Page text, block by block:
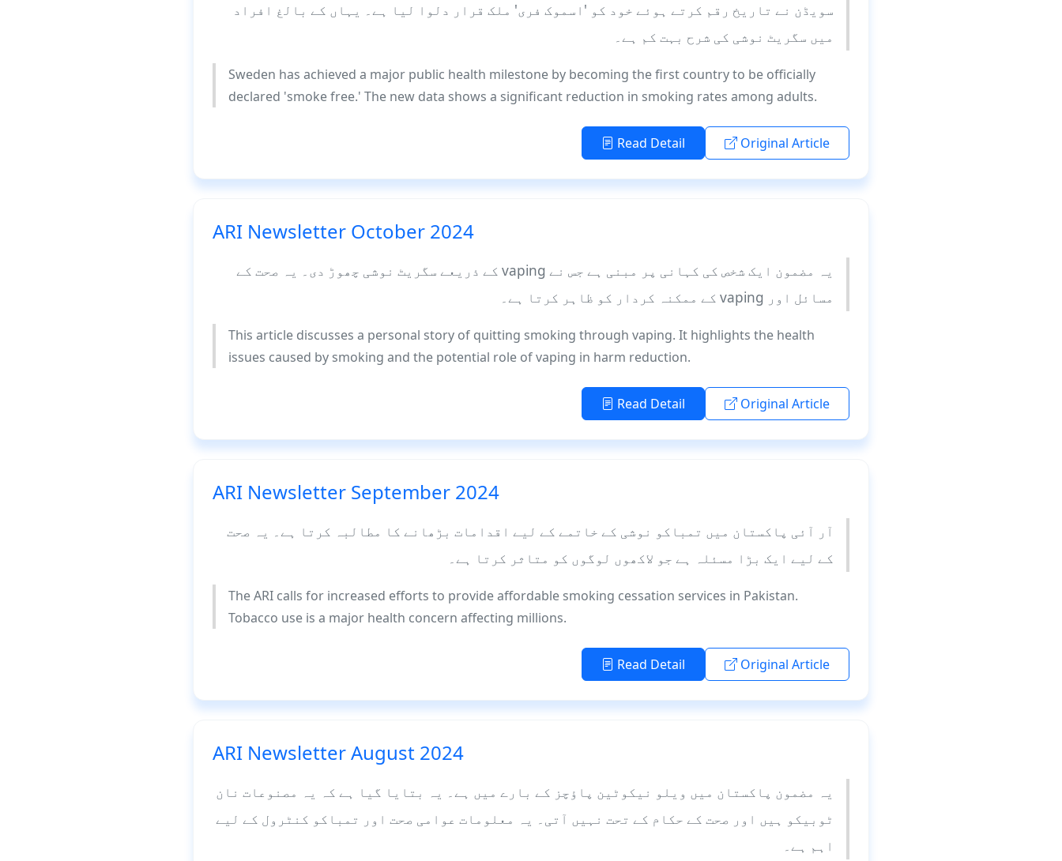
سویڈن نے تاریخ رقم کرتے ہوئے خود کو 'اسموک فری' ملک قرار دلوا لیا ہے۔ یہاں کے بالغ افراد
میں سگریٹ نوشی کی شرح بہت کم ہے۔
Sweden has achieved a major public health milestone by becoming the first country to be officially
declared 'smoke free.' The new data shows a significant reduction in smoking rates among adults.
Read Detail Original Article
ARI Newsletter October 2024
یہ مضمون ایک شخص کی کہانی پر مبنی ہے جس نے vaping کے ذریعے سگریٹ نوشی چھوڑ دی۔ یہ صحت کے
مسائل اور vaping کے ممکنہ کردار کو ظاہر کرتا ہے۔
This article discusses a personal story of quitting smoking through vaping. It highlights the health
issues caused by smoking and the potential role of vaping in harm reduction.
Read Detail Original Article
ARI Newsletter September 2024
آر آئی پاکستان میں تمباکو نوشی کے خاتمے کے لیے اقدامات بڑھانے کا مطالبہ کرتا ہے۔ یہ صحت
کے لیے ایک بڑا مسئلہ ہے جو لاکھوں لوگوں کو متاثر کرتا ہے۔
The ARI calls for increased efforts to provide affordable smoking cessation services in Pakistan.
Tobacco use is a major health concern affecting millions.
Read Detail Original Article
ARI Newsletter August 2024
یہ مضمون پاکستان میں ویلو نیکوٹین پاؤچز کے بارے میں ہے۔ یہ بتایا گیا ہے کہ یہ مصنوعات نان
ٹوبیکو ہیں اور صحت کے حکام کے تحت نہیں آتی۔ یہ معلومات عوامی صحت اور تمباکو کنٹرول کے لیے
اہم ہے۔